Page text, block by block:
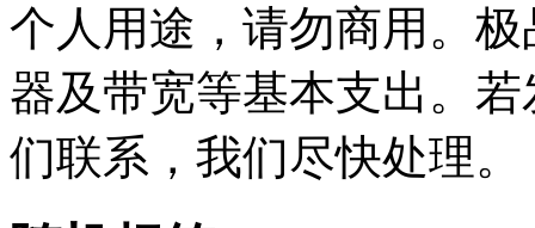
个人用途，请勿商用。
器及带宽等基本支出。
们联系，我们尽快处理。